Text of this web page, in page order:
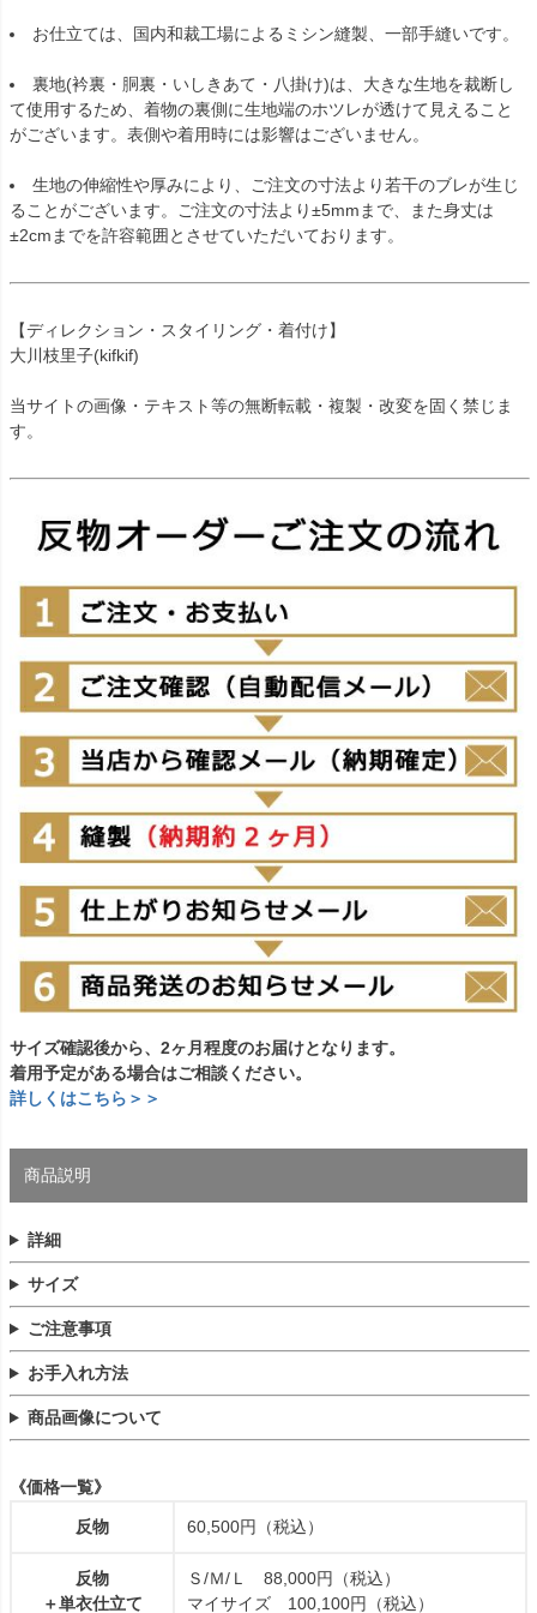
お仕立ては、国内和裁工場によるミシン縫製、一部手縫いです。
裏地(衿裏・胴裏・いしきあて・八掛け)は、大きな生地を裁断し
て使用するため、着物の裏側に生地端のホツレが透けて見えること
がございます。表側や着用時には影響はございません。
生地の伸縮性や厚みにより、ご注文の寸法より若干のブレが生じ
ることがございます。ご注文の寸法より±5mmまで、また身丈は
±2cmまでを許容範囲とさせていただいております。
【ディレクション・スタイリング・着付け】
大川枝里子(kifkif)
当サイトの画像・テキスト等の無断転載・複製・改変を固く禁じま
す。
サイズ確認後から、2ヶ月程度のお届けとなります。
着用予定がある場合はご相談ください。
詳しくはこちら＞＞
商品説明
詳細
サイズ
ご注意事項
お手入れ方法
商品画像について
《価格一覧》
反物 60,500円（税込）
反物
＋単衣仕立て
Ｓ/Ｍ/Ｌ 88,000円（税込）
マイサイズ 100,100円（税込）